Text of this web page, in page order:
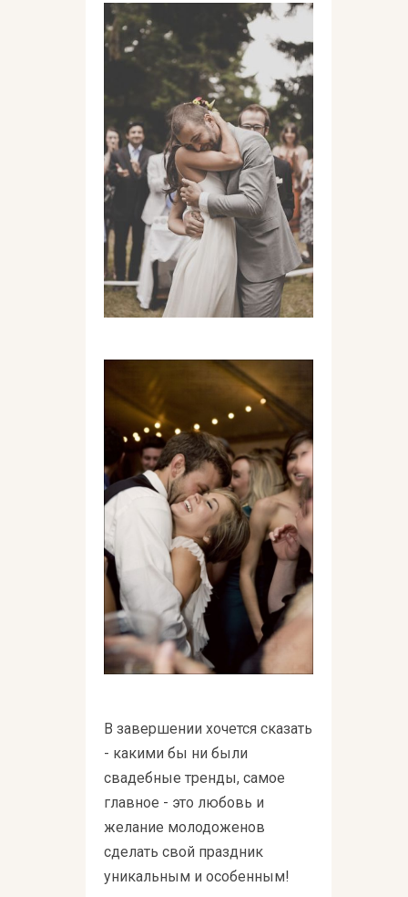
В завершении хочется сказать
- какими бы ни были
свадебные тренды, самое
главное - это любовь и
желание молодоженов
сделать свой праздник
уникальным и особенным!